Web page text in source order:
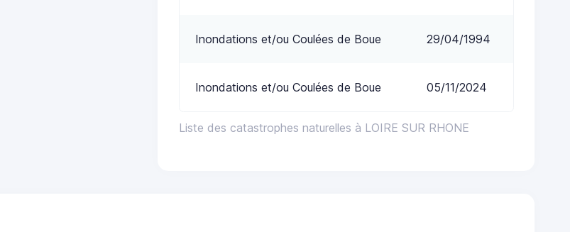
Liste des catastrophes naturelles à LOIRE SUR RHONE
Inondations et/ou Coulées de Boue 29/04/1994
Inondations et/ou Coulées de Boue 05/11/2024